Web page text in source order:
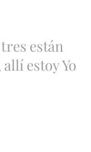
están
estoy Yo